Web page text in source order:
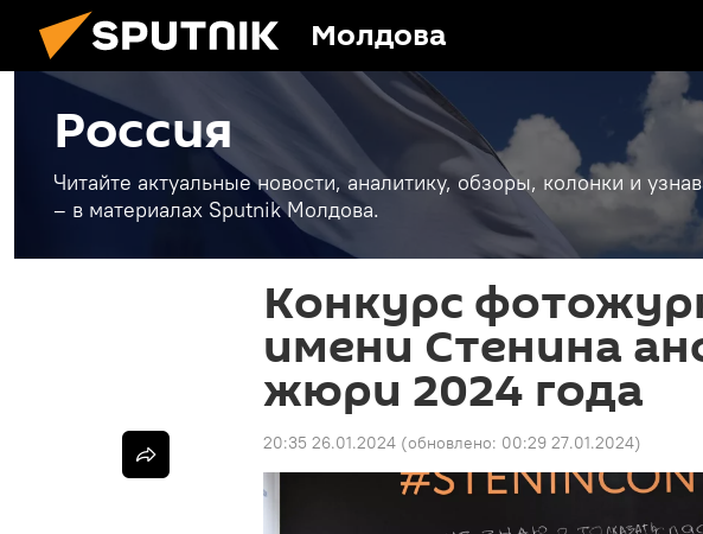
Молдова
Россия
Читайте актуальные новости, аналитику, обзоры, колонки и
– в материалах Sputnik Молдова.
Конкурс
имени Стенина
жюри 2024 года
20:35 26.01.2024 (обновлено: 00:29 27.01.2024)